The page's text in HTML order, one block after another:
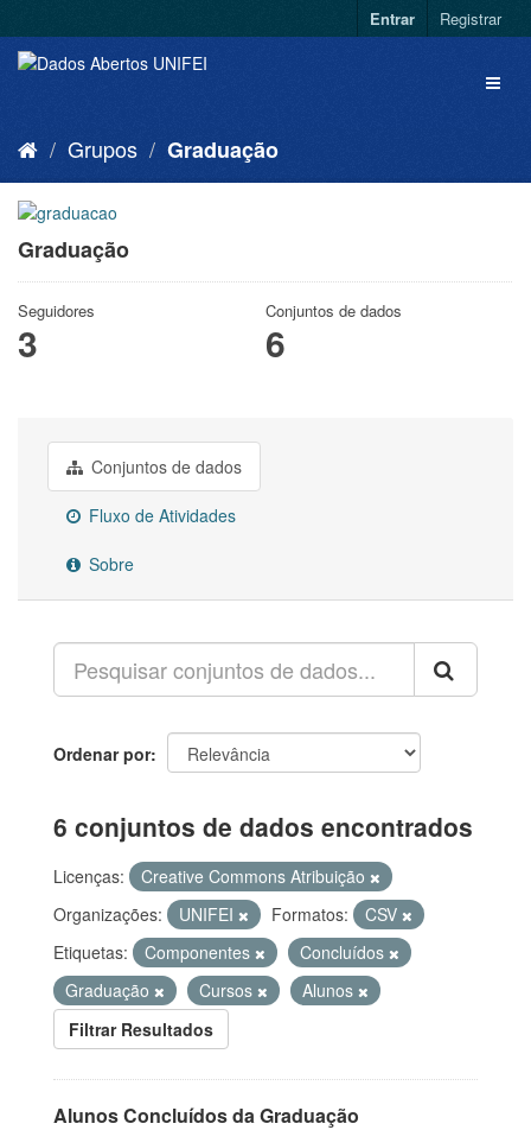
Entrar Registrar
Grupos Graduação
Graduação
Seguidores
3
Conjuntos de dados
6
Conjuntos de dados
Fluxo de Atividades
Sobre
Ordenar por
6 conjuntos de dados encontrados
Licenças:
Creative Commons Atribuição
Organizações:
UNIFEI Formatos:
CSV
Etiquetas:
Componentes
Concluídos
Graduação
Cursos
Alunos
Filtrar Resultados
Alunos Concluídos da Graduação